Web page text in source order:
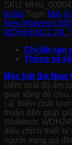
SKU:
phẩm Tags: Máy
New Widetech
WDH24WU1 24L,
Chi tiết sản
Thông số
Máy hút ẩm New
kiểm soát độ ẩm
gian sống dễ
cải thiện chất
thuận tiện giúp
Widetech
điều chỉnh thiết
người trong gia